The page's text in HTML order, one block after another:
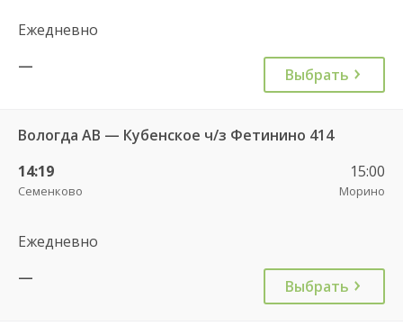
Ежедневно
—
Выбрать
Вологда АВ — Кубенское ч/з Фетинино 414
14:19
Семенково
15:00
Морино
Ежедневно
—
Выбрать